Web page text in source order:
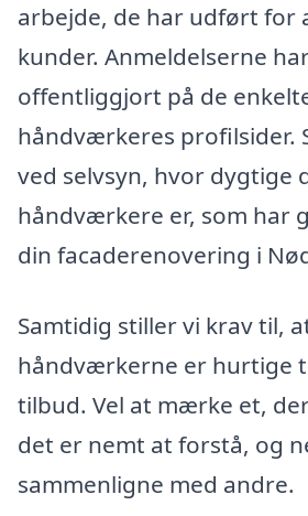
arbejde, de har udført for
kunder. Anmeldelserne
offentliggjort på de
håndværkeres profilsider.
ved selvsyn, hvor dygtige
håndværkere er, som har
din facaderenovering i
Samtidig stiller vi krav til,
håndværkerne er hurtige
tilbud. Vel at mærke et,
det er nemt at forstå, og
sammenligne med andre.